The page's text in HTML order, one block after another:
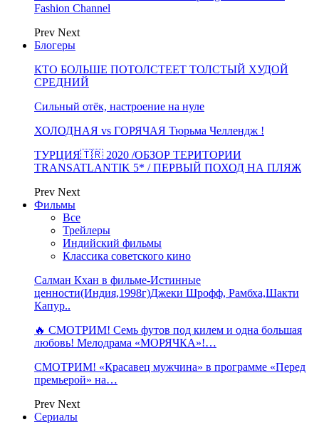
Fashion Channel
Prev Next
Блогеры
КТО БОЛЬШЕ ПОТОЛСТЕЕТ ТОЛСТЫЙ ХУДОЙ
СРЕДНИЙ
Сильный отёк, настроение на нуле
ХОЛОДНАЯ vs ГОРЯЧАЯ Тюрьма Челлендж !
ТУРЦИЯ🇹🇷 2020 /ОБЗОР ТЕРИТОРИИ
TRANSATLANTIK 5* / ПЕРВЫЙ ПОХОД НА ПЛЯЖ
Prev Next
Фильмы
Все
Трейлеры
Индийский фильмы
Классика советского кино
Салман Кхан в фильме-Истинные
ценности(Индия,1998г)Джеки Шрофф, Рамбха,Шакти
Капур..
🔥 СМОТРИМ! Семь футов под килем и одна большая
любовь! Мелодрама «МОРЯЧКА»!…
СМОТРИМ! «Красавец мужчина» в программе «Перед
премьерой» на…
Prev Next
Сериалы